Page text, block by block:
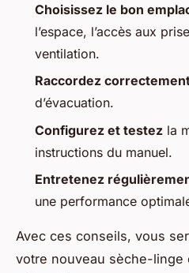
Choisissez le bon
l’espace, l’accès aux
ventilation.
Raccordez
d’évacuation.
Configurez et testez la
instructions du manuel.
Entretenez
une performance
Avec ces conseils, vous
votre nouveau sèche-linge